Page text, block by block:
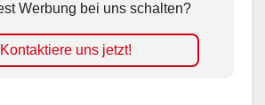
Werbung bei uns schalten?
Kontaktiere uns jetzt!